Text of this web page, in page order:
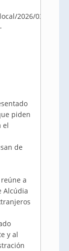
2026/03/10/
piden
el
de
a
Alcúdia
y al